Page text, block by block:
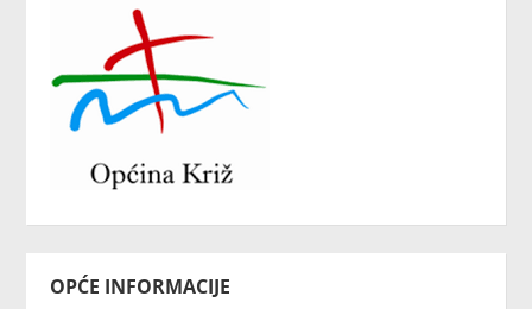
OPĆE INFORMACIJE